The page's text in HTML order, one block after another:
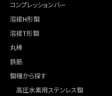
コンプレッションバー
溶接H形鋼
溶接T形鋼
丸棒
鉄筋
鋼種から探す
高圧水素用ステンレス鋼